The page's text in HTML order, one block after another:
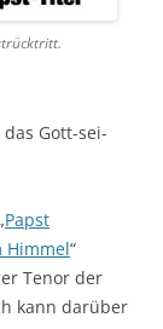
Gott-sei-
Papst
Himmel“
Tenor der
kann darüber